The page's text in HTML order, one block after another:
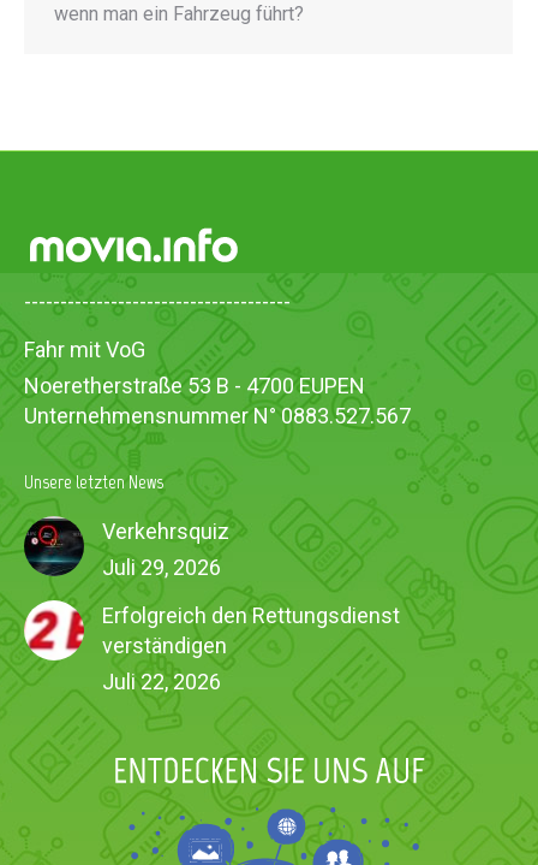
wenn man ein Fahrzeug führt?
-------------------------------------
Fahr mit VoG
Noeretherstraße 53 B - 4700 EUPEN
Unternehmensnummer N° 0883.527.567
Unsere letzten News
Verkehrsquiz
Juli 29, 2026
Erfolgreich den Rettungsdienst
verständigen
Juli 22, 2026